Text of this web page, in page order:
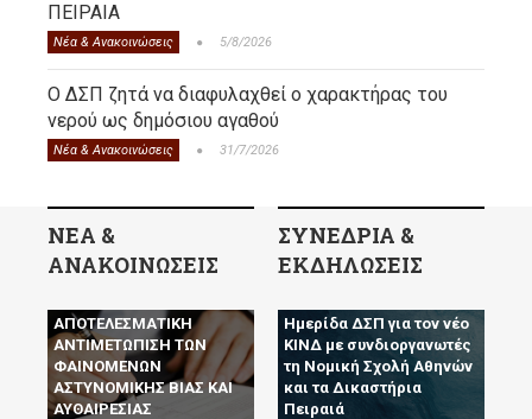
ΠΕΙΡΑΙΑ
Νέα & Ανακοινώσεις 5/8/2026
Ο ΔΣΠ ζητά να διαφυλαχθεί ο χαρακτήρας του
νερού ως δημόσιου αγαθού
Νέα & Ανακοινώσεις 31/7/2026
ΝΕΑ &
ΑΝΑΚΟΙΝΩΣΕΙΣ
ΑΠΟΤΕΛΕΣΜΑΤΙΚΗ
ΑΝΤΙΜΕΤΩΠΙΣΗ ΤΩΝ
ΦΑΙΝΟΜΕΝΩΝ
ΑΣΤΥΝΟΜΙΚΗΣ ΒΙΑΣ ΚΑΙ
ΑΥΘΑΙΡΕΣΙΑΣ
ΣΥΝΕΔΡΙΑ &
ΕΚΔΗΛΩΣΕΙΣ
Ημερίδα ΔΣΠ για τον νέο
ΚΙΝΔ με συνδιοργανωτές
τη Νομική Σχολή Αθηνών
και τα Δικαστήρια
Πειραιά